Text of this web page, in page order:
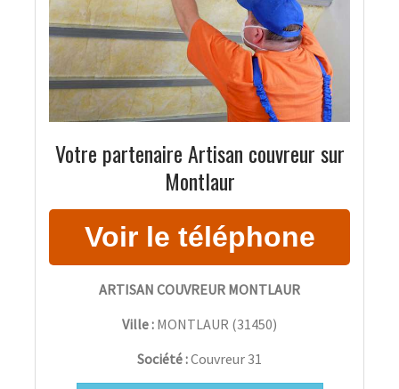
Votre partenaire Artisan couvreur sur
Montlaur
ARTISAN COUVREUR MONTLAUR
Ville : MONTLAUR (31450)
Société :Couvreur 31